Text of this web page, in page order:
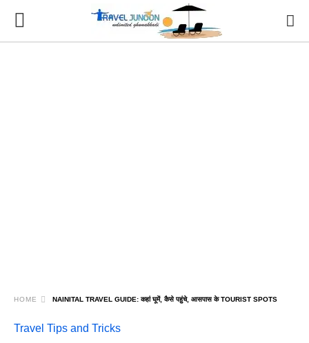
HOME NAINITAL TRAVEL GUIDE: कहां घूमें, कैसे पहुंचे, आसपास के TOURIST SPOTS
Travel Tips and Tricks